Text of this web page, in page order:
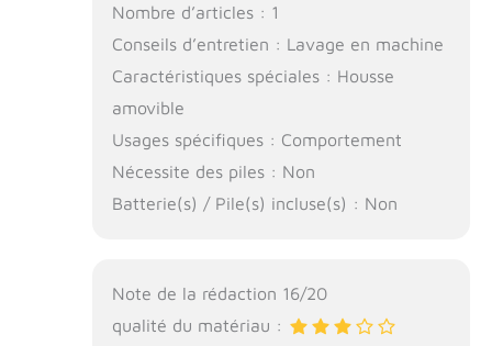
Nombre d’articles : 1
Conseils d’entretien : Lavage en machine
Caractéristiques spéciales : Housse
amovible
Usages spécifiques : Comportement
Nécessite des piles : Non
Batterie(s) / Pile(s) incluse(s) : Non
Note de la rédaction 16/20
qualité du matériau :